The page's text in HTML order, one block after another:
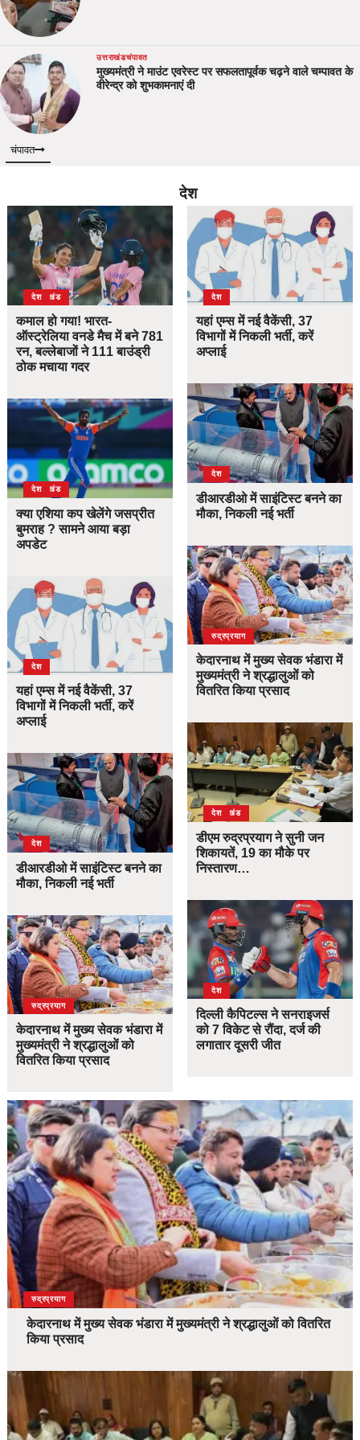
उत्तराखंडचंपावत
मुख्यमंत्री ने माउंट एवरेस्ट पर सफलतापूर्वक चढ़ने वाले चम्पावत के
वीरेन्द्र को शुभकामनाएं दी
चंपावत
देश
उत्तराखंड
देश
कमाल हो गया! भारत-
ऑस्ट्रेलिया वनडे मैच में बने 781
रन, बल्लेबाजों ने 111 बाउंड्री
ठोक मचाया गदर
उत्तराखंड
देश
क्या एशिया कप खेलेंगे जसप्रीत
बुमराह ? सामने आया बड़ा
अपडेट
देश
यहां एम्स में नई वैकेंसी, 37
विभागों में निकली भर्ती, करें
अप्लाई
देश
डीआरडीओ में साइंटिस्ट बनने का
मौका, निकली नई भर्ती
उत्तराखंड
देश
रुद्रप्रयाग
केदारनाथ में मुख्य सेवक भंडारा में
मुख्यमंत्री ने श्रद्धालुओं को
वितरित किया प्रसाद
देश
यहां एम्स में नई वैकेंसी, 37
विभागों में निकली भर्ती, करें
अप्लाई
देश
डीआरडीओ में साइंटिस्ट बनने का
मौका, निकली नई भर्ती
उत्तराखंड
देश
रुद्रप्रयाग
केदारनाथ में मुख्य सेवक भंडारा में
मुख्यमंत्री ने श्रद्धालुओं को
वितरित किया प्रसाद
उत्तराखंड
देश
डीएम रुद्रप्रयाग ने सुनी जन
शिकायतें, 19 का मौके पर
निस्तारण…
देश
दिल्ली कैपिटल्स ने सनराइजर्स
को 7 विकेट से रौंदा, दर्ज की
लगातार दूसरी जीत
उत्तराखंड
देश
रुद्रप्रयाग
केदारनाथ में मुख्य सेवक भंडारा में मुख्यमंत्री ने श्रद्धालुओं को वितरित
किया प्रसाद